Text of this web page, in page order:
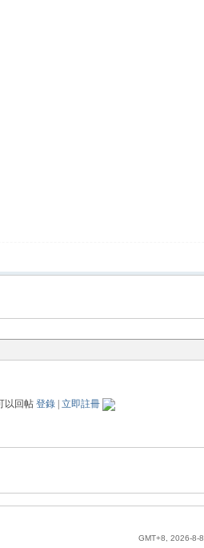
以回帖 登錄| 立即註冊
GMT+8, 2026-8-